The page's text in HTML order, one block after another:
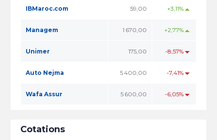
IBMaroc.com 59,00 +3,11%
Managem 1 670,00 +2,77%
Unimer 175,00 -8,57%
Auto Nejma 5 400,00 -7,41%
Wafa Assur 5 600,00 -6,05%
Cotations